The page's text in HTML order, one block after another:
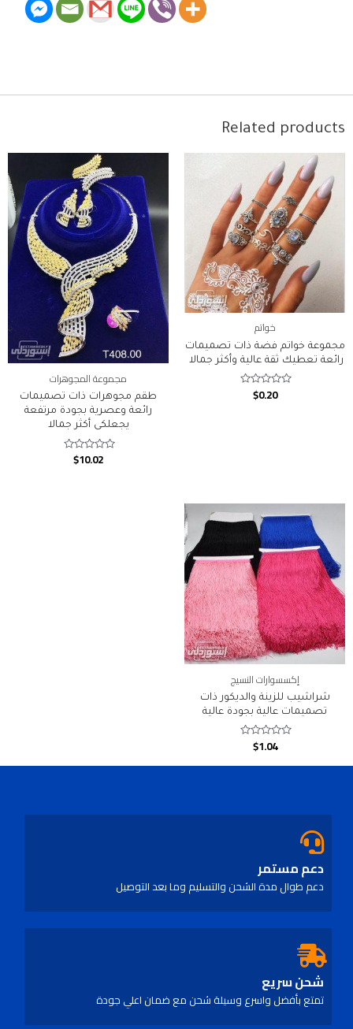
Related products
خواتم
مجموعة خواتم فضة ذات تصميمات
رائعة تعطيك ثقة عالية وأكثر جمالا
Rated
$0.20
مجموعة المجوهرات
طقم مجوهرات ذات تصميمات
رائعة وعصرية بجودة مرتفعة
يجعلكى أكثر جمالا
Rated
$10.02
إكسسوارات النسيج
شراشيب للزينة والديكور ذات
تصميمات عالية بجودة عالية
Rated
$1.04
دعم مستمر
دعم طوال مدة الشحن والتسليم وما بعد التوصيل
شحن سريع
تمتع بأفضل واسرع وسيلة شحن مع ضمان اعلي جودة